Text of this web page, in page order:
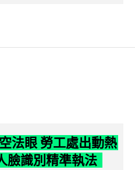
法眼 勞工處出動熱
臉識別精準執法